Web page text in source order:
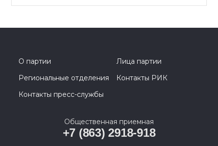
О партии
Лица партии
Региональные отделения
Контакты РИК
Контакты пресс-службы
Общественная приемная
+7 (863) 2918-918